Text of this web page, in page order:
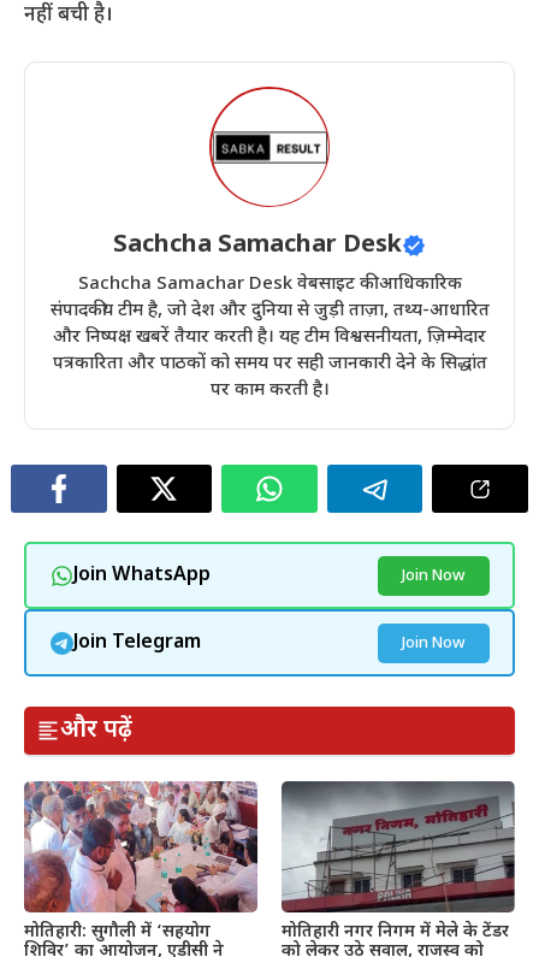
नहीं बची है।
Sachcha Samachar Desk
Sachcha Samachar Desk वेबसाइट की आधिकारिक
संपादकीय टीम है, जो देश और दुनिया से जुड़ी ताज़ा, तथ्य-आधारित
और निष्पक्ष खबरें तैयार करती है। यह टीम विश्वसनीयता, ज़िम्मेदार
पत्रकारिता और पाठकों को समय पर सही जानकारी देने के सिद्धांत
पर काम करती है।
Join WhatsApp Join Now
Join Telegram Join Now
और पढ़ें
मोतिहारी: सुगौली में ‘सहयोग
शिविर’ का आयोजन, एडीसी ने
मोतिहारी नगर निगम में मेले के टेंडर
को लेकर उठे सवाल, राजस्व को